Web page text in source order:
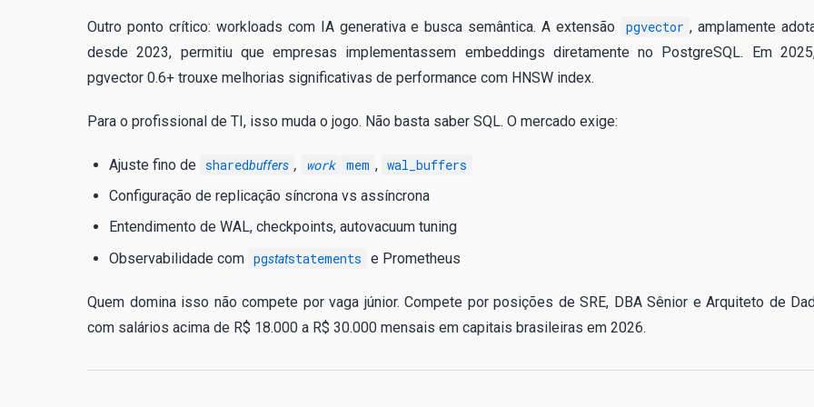
Outro ponto crítico: workloads com IA generativa e busca semântica. A extensão pgvector , amplamente
desde 2023, permitiu que empresas implementassem embeddings diretamente no PostgreSQL. Em
pgvector 0.6+ trouxe melhorias significativas de performance com HNSW index.
Para o profissional de TI, isso muda o jogo. Não basta saber SQL. O mercado exige:
Ajuste fino de sharedbuffers , work mem , wal_buffers
Configuração de replicação síncrona vs assíncrona
Entendimento de WAL, checkpoints, autovacuum tuning
Observabilidade com pgstatstatements e Prometheus
Quem domina isso não compete por vaga júnior. Compete por posições de SRE, DBA Sênior e Arquiteto de
com salários acima de R$ 18.000 a R$ 30.000 mensais em capitais brasileiras em 2026.